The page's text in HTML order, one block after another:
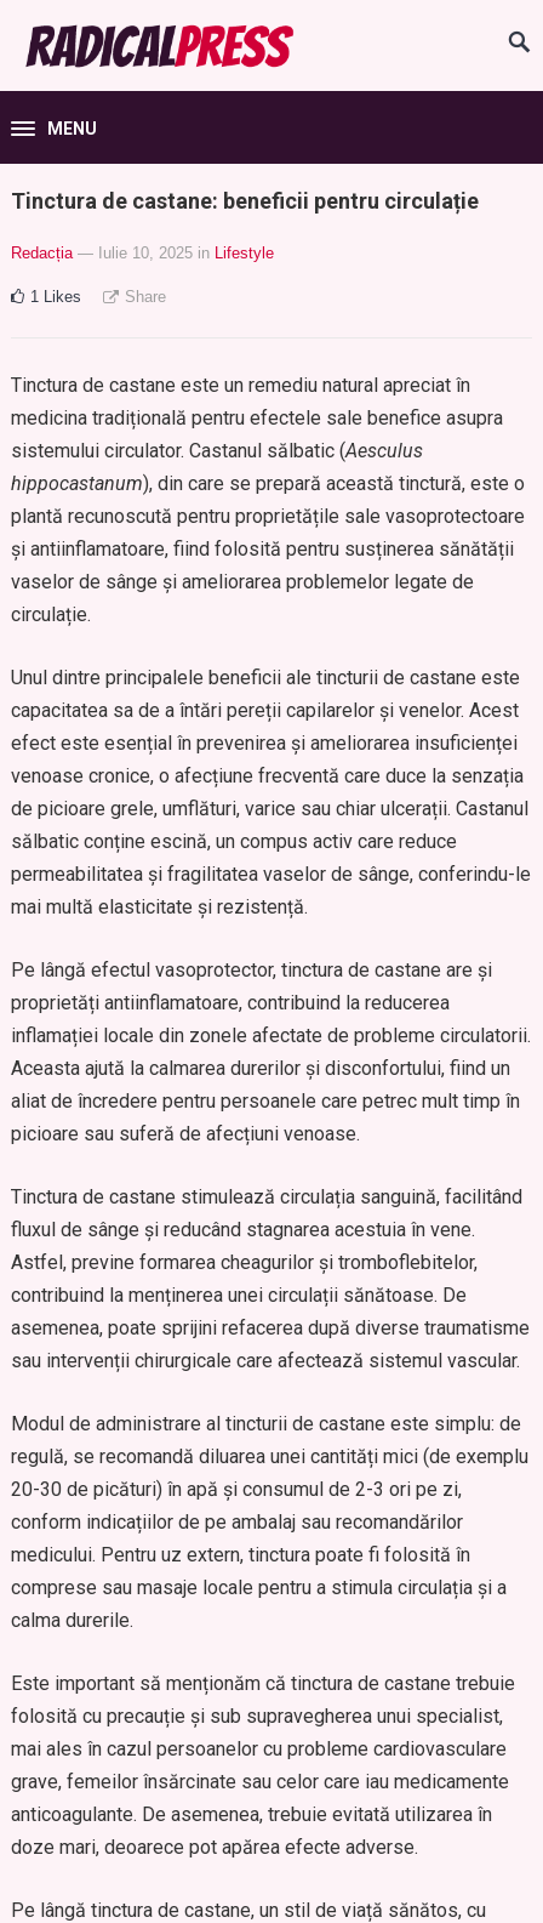
MENU
Tinctura de castane: beneficii pentru circulație
Redacția — Iulie 10, 2025 in Lifestyle
1 Likes Share
Tinctura de castane este un remediu natural apreciat în
medicina tradițională pentru efectele sale benefice asupra
sistemului circulator. Castanul sălbatic (Aesculus
hippocastanum), din care se prepară această tinctură, este o
plantă recunoscută pentru proprietățile sale vasoprotectoare
și antiinflamatoare, fiind folosită pentru susținerea sănătății
vaselor de sânge și ameliorarea problemelor legate de
circulație.
Unul dintre principalele beneficii ale tincturii de castane este
capacitatea sa de a întări pereții capilarelor și venelor. Acest
efect este esențial în prevenirea și ameliorarea insuficienței
venoase cronice, o afecțiune frecventă care duce la senzația
de picioare grele, umflături, varice sau chiar ulcerații. Castanul
sălbatic conține escină, un compus activ care reduce
permeabilitatea și fragilitatea vaselor de sânge, conferindu-le
mai multă elasticitate și rezistență.
Pe lângă efectul vasoprotector, tinctura de castane are și
proprietăți antiinflamatoare, contribuind la reducerea
inflamației locale din zonele afectate de probleme circulatorii.
Aceasta ajută la calmarea durerilor și disconfortului, fiind un
aliat de încredere pentru persoanele care petrec mult timp în
picioare sau suferă de afecțiuni venoase.
Tinctura de castane stimulează circulația sanguină, facilitând
fluxul de sânge și reducând stagnarea acestuia în vene.
Astfel, previne formarea cheagurilor și tromboflebitelor,
contribuind la menținerea unei circulații sănătoase. De
asemenea, poate sprijini refacerea după diverse traumatisme
sau intervenții chirurgicale care afectează sistemul vascular.
Modul de administrare al tincturii de castane este simplu: de
regulă, se recomandă diluarea unei cantități mici (de exemplu
20-30 de picături) în apă și consumul de 2-3 ori pe zi,
conform indicațiilor de pe ambalaj sau recomandărilor
medicului. Pentru uz extern, tinctura poate fi folosită în
comprese sau masaje locale pentru a stimula circulația și a
calma durerile.
Este important să menționăm că tinctura de castane trebuie
folosită cu precauție și sub supravegherea unui specialist,
mai ales în cazul persoanelor cu probleme cardiovasculare
grave, femeilor însărcinate sau celor care iau medicamente
anticoagulante. De asemenea, trebuie evitată utilizarea în
doze mari, deoarece pot apărea efecte adverse.
Pe lângă tinctura de castane, un stil de viață sănătos, cu